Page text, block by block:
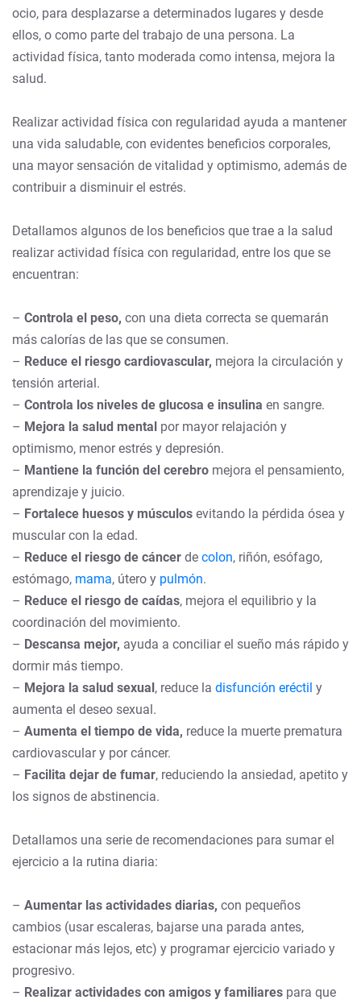
ocio, para desplazarse a determinados lugares y desde
ellos, o como parte del trabajo de una persona. La
actividad física, tanto moderada como intensa, mejora la
salud.
Realizar actividad física con regularidad ayuda a mantener
una vida saludable, con evidentes beneficios corporales,
una mayor sensación de vitalidad y optimismo, además de
contribuir a disminuir el estrés.
Detallamos algunos de los beneficios que trae a la salud
realizar actividad física con regularidad, entre los que se
encuentran:
– Controla el peso, con una dieta correcta se quemarán
más calorías de las que se consumen.
– Reduce el riesgo cardiovascular, mejora la circulación y
tensión arterial.
– Controla los niveles de glucosa e insulina en sangre.
– Mejora la salud mental por mayor relajación y
optimismo, menor estrés y depresión.
– Mantiene la función del cerebro mejora el pensamiento,
aprendizaje y juicio.
– Fortalece huesos y músculos evitando la pérdida ósea y
muscular con la edad.
– Reduce el riesgo de cáncer de colon, riñón, esófago,
estómago, mama, útero y pulmón.
– Reduce el riesgo de caídas, mejora el equilibrio y la
coordinación del movimiento.
– Descansa mejor, ayuda a conciliar el sueño más rápido y
dormir más tiempo.
– Mejora la salud sexual, reduce la disfunción eréctil y
aumenta el deseo sexual.
– Aumenta el tiempo de vida, reduce la muerte prematura
cardiovascular y por cáncer.
– Facilita dejar de fumar, reduciendo la ansiedad, apetito y
los signos de abstinencia.
Detallamos una serie de recomendaciones para sumar el
ejercicio a la rutina diaria:
– Aumentar las actividades diarias, con pequeños
cambios (usar escaleras, bajarse una parada antes,
estacionar más lejos, etc) y programar ejercicio variado y
progresivo.
– Realizar actividades con amigos y familiares para que